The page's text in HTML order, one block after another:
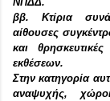
ββ. Κτίρια
αίθουσες
και
εκθέσεων.
Στην κατηγορία
αναψυχής,